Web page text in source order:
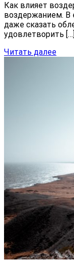
Как влияет
воздержанием. В
даже сказать
удовлетворить […]
Читать далее